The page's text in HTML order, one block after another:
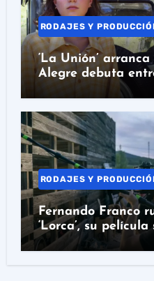
RODAJES Y
‘La Unión’
Alegre debuta
RODAJES Y
Fernando Franco
‘Lorca’, su
días del poeta